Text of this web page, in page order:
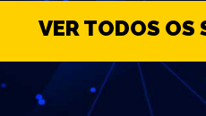
VER TODOS OS